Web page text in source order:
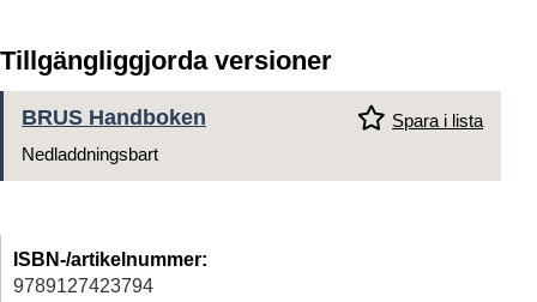
Tillgängliggjorda versioner
BRUS Handboken
Spara i lista
Nedladdningsbart
ISBN-/artikelnummer:
9789127423794